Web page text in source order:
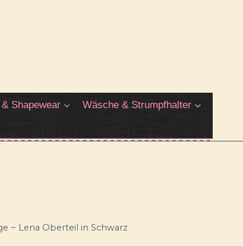
Shapewear Wäsche & Strumpfhalter
~ Lena Oberteil in Schwarz